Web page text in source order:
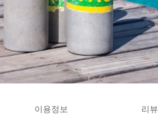
이용정보 리뷰